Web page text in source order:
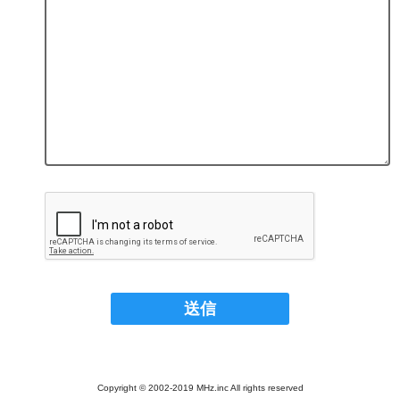
Copyright © 2002-2019 MHz.inc All rights reserved